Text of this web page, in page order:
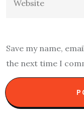
Save my name,
the next time I